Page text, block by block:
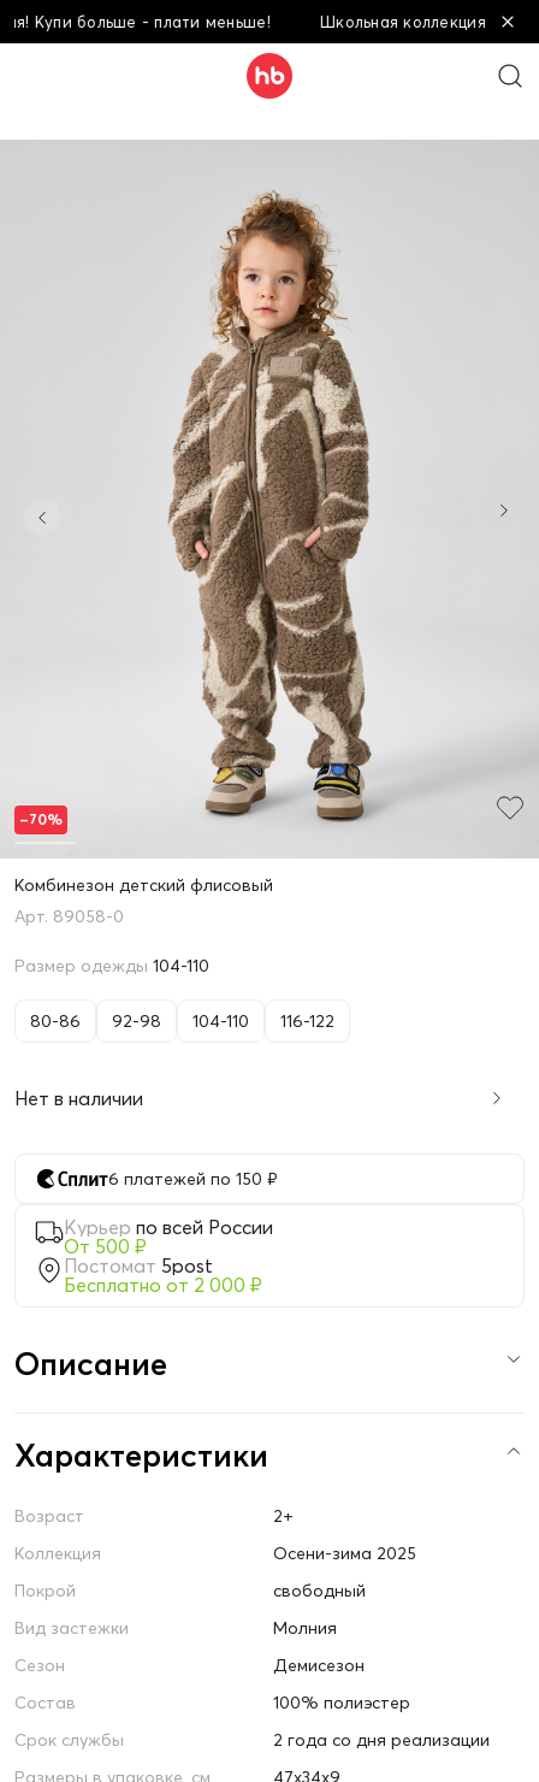
Купи больше - плати меньше! Школьная коллекция! Купи
Комбинезон детский флисовый
89058-0
Размер одежды 104-110
80-86 92-98 104-110 116-122
Нет в наличии
6 платежей по 150 ₽
Курьер по всей России
От 500 ₽
Постомат 5post
Бесплатно от 2 000 ₽
–70%
Описание
Характеристики
Возраст
2+
Коллекция
Осени-зима 2025
Покрой
свободный
Вид застежки
Молния
Сезон
Демисезон
Состав
100% полиэстер
Срок службы
2 года со дня реализации
Размеры в упаковке, см
47х34х9